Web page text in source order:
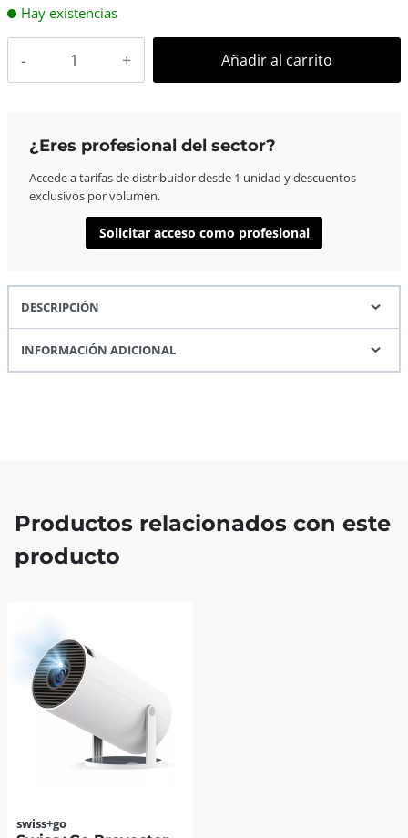
Hay existencias
Proyector
Full
Añadir al carrito
¿Eres profesional del sector?
Accede a tarifas de distribuidor desde 1 unidad y descuentos
exclusivos por volumen.
Solicitar acceso como profesional
DESCRIPCIÓN
INFORMACIÓN ADICIONAL
Productos relacionados con este
producto
swiss+go